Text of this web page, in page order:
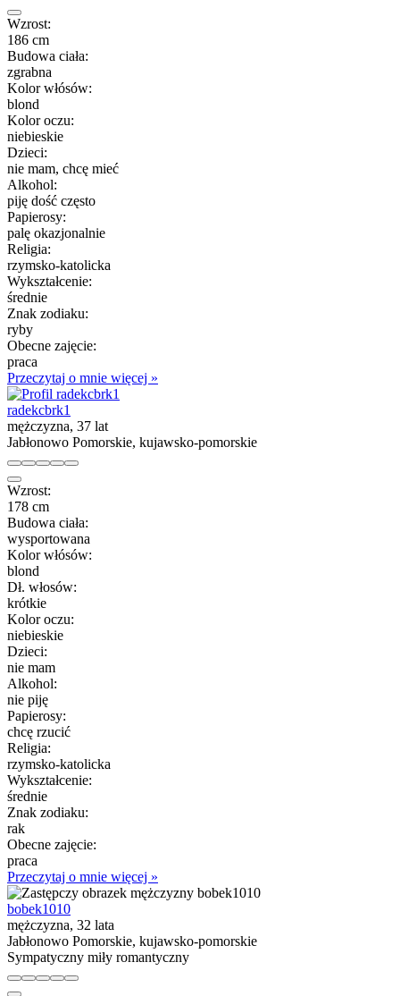
Wzrost:
186 cm
Budowa ciała:
zgrabna
Kolor włósów:
blond
Kolor oczu:
niebieskie
Dzieci:
nie mam, chcę mieć
Alkohol:
piję dość często
Papierosy:
palę okazjonalnie
Religia:
rzymsko-katolicka
Wykształcenie:
średnie
Znak zodiaku:
ryby
Obecne zajęcie:
praca
Przeczytaj o mnie więcej »
radekcbrk1
mężczyzna, 37 lat
Jabłonowo Pomorskie, kujawsko-pomorskie
Wzrost:
178 cm
Budowa ciała:
wysportowana
Kolor włósów:
blond
Dł. włosów:
krótkie
Kolor oczu:
niebieskie
Dzieci:
nie mam
Alkohol:
nie piję
Papierosy:
chcę rzucić
Religia:
rzymsko-katolicka
Wykształcenie:
średnie
Znak zodiaku:
rak
Obecne zajęcie:
praca
Przeczytaj o mnie więcej »
bobek1010
mężczyzna, 32 lata
Jabłonowo Pomorskie, kujawsko-pomorskie
Sympatyczny miły romantyczny